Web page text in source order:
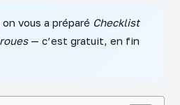
on vous a préparé Checklist
— c’est gratuit, en fin